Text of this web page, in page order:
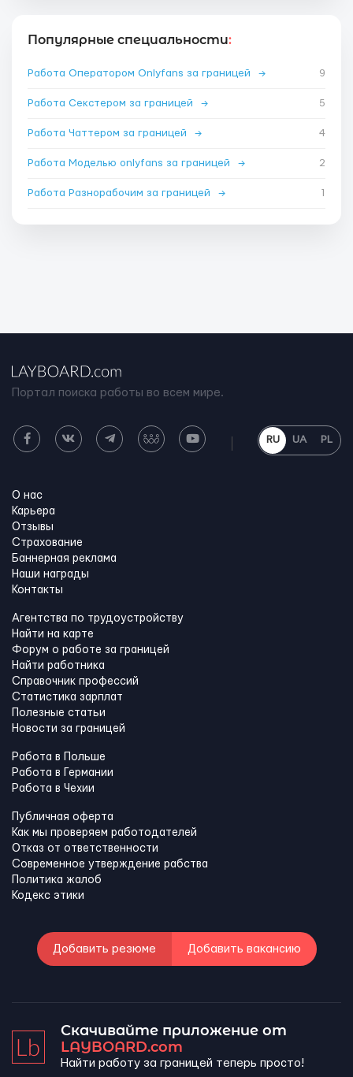
Популярные специальности:
Работа Оператором Onlyfans за границей → 9
Работа Секстером за границей → 5
Работа Чаттером за границей → 4
Работа Моделью onlyfans за границей → 2
Работа Разнорабочим за границей → 1
Портал поиска работы во всем мире.
RU UA PL
О нас
Карьера
Отзывы
Страхование
Баннерная реклама
Наши награды
Контакты
Агентства по трудоустройству
Найти на карте
Форум о работе за границей
Найти работника
Справочник профессий
Статистика зарплат
Полезные статьи
Новости за границей
Работа в Польше
Работа в Германии
Работа в Чехии
Публичная оферта
Как мы проверяем работодателей
Отказ от ответственности
Современное утверждение рабства
Политика жалоб
Кодекс этики
Добавить резюме Добавить вакансию
Скачивайте приложение от
LAYBOARD.com
Найти работу за границей теперь просто!